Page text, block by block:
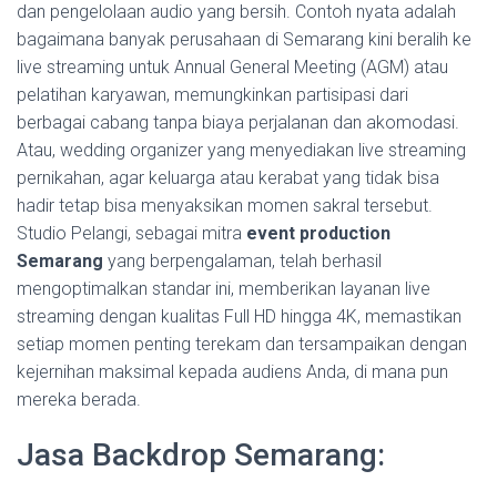
dan pengelolaan audio yang bersih. Contoh nyata adalah
bagaimana banyak perusahaan di Semarang kini beralih ke
live streaming untuk Annual General Meeting (AGM) atau
pelatihan karyawan, memungkinkan partisipasi dari
berbagai cabang tanpa biaya perjalanan dan akomodasi.
Atau, wedding organizer yang menyediakan live streaming
pernikahan, agar keluarga atau kerabat yang tidak bisa
hadir tetap bisa menyaksikan momen sakral tersebut.
Studio Pelangi, sebagai mitra event production
Semarang yang berpengalaman, telah berhasil
mengoptimalkan standar ini, memberikan layanan live
streaming dengan kualitas Full HD hingga 4K, memastikan
setiap momen penting terekam dan tersampaikan dengan
kejernihan maksimal kepada audiens Anda, di mana pun
mereka berada.
Jasa Backdrop Semarang: